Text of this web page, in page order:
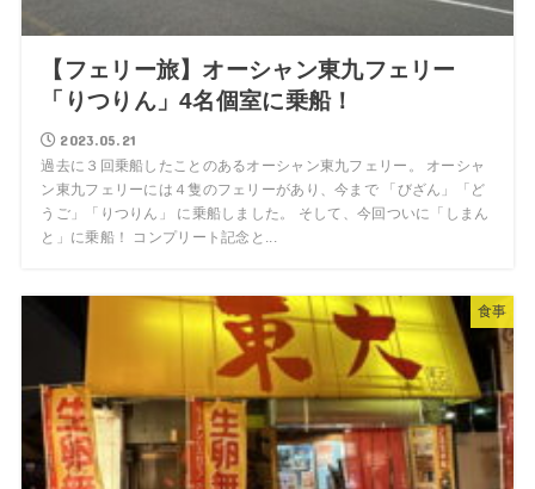
【フェリー旅】オーシャン東九フェリー
「りつりん」4名個室に乗船！
2023.05.21
過去に３回乗船したことのあるオーシャン東九フェリー。 オーシャ
ン東九フェリーには４隻のフェリーがあり、今まで 「びざん」「ど
うご」「りつりん」 に乗船しました。 そして、今回ついに「しまん
と」に乗船！ コンプリート記念と...
食事